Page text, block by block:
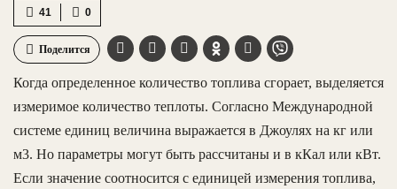
0
41
Поделится
Когда определенное количество топлива сгорает, выделяется
измеримое количество теплоты. Согласно Международной
системе единиц величина выражается в Джоулях на кг или
м3. Но параметры могут быть рассчитаны и в кКал или кВт.
Если значение соотносится с единицей измерения топлива,